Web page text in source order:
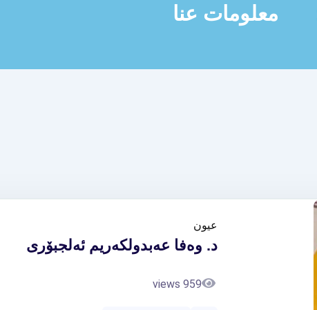
معلومات عنا
عیون
د. وەفا عەبدولکەریم ئەلجبۆری
959 views